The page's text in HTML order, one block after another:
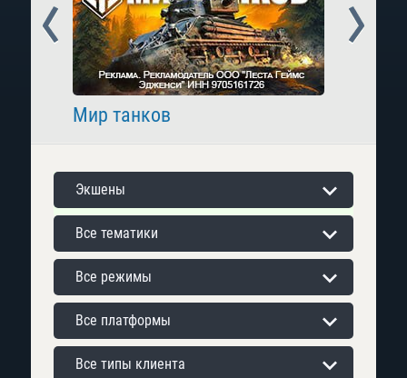
Мир танков
Prev
Экшены
Все тематики
Все режимы
Все платформы
Все типы клиента